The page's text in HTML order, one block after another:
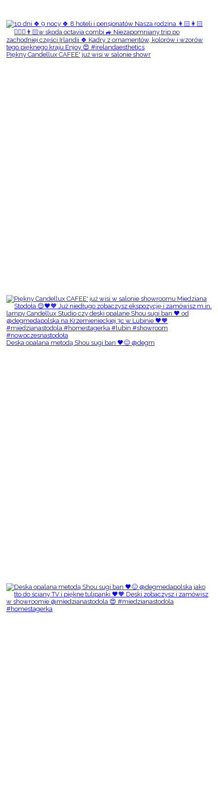
Piękny Candellux CAFEE' już wisi w salonie showr
Deska opalana metodą Shou sugi ban 🖤😌 @degm